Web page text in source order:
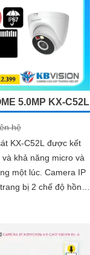
5.0MP KX-C52L
hệ
KX-C52L được kết
khả năng micro và
Camera IP
bị 2 chế độ hồng
rộng đáng để